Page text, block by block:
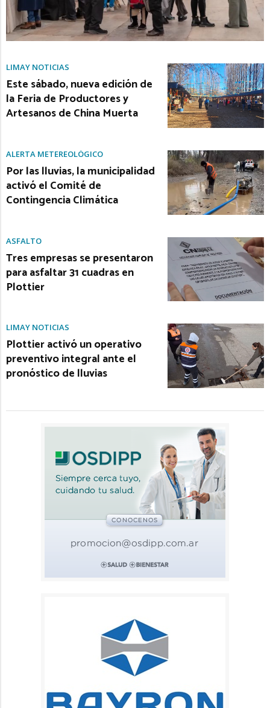
LIMAY NOTICIAS
Este sábado, nueva edición de
la Feria de Productores y
Artesanos de China Muerta
ALERTA METEREOLÓGICO
Por las lluvias, la municipalidad
activó el Comité de
Contingencia Climática
ASFALTO
Tres empresas se presentaron
para asfaltar 31 cuadras en
Plottier
LIMAY NOTICIAS
Plottier activó un operativo
preventivo integral ante el
pronóstico de lluvias